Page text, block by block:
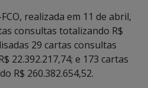
realizada em 11 de abril,
consultas totalizando R$
29 cartas consultas
22.392.217,74; e 173 cartas
R$ 260.382.654,52.